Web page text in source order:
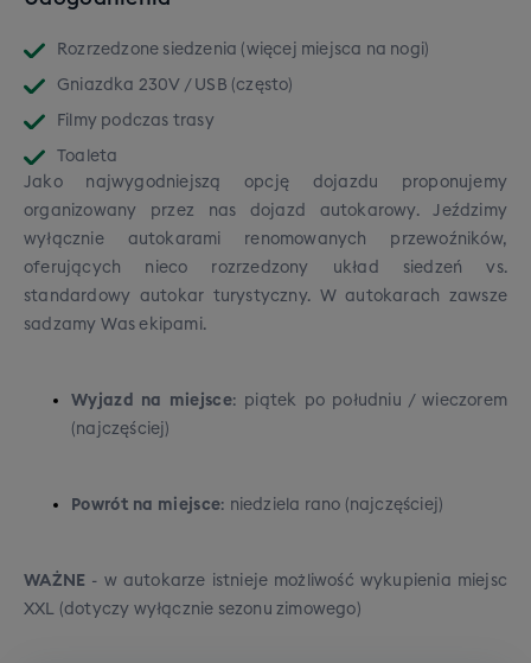
Rozrzedzone siedzenia (więcej miejsca na nogi)
Gniazdka 230V / USB (często)
Filmy podczas trasy
Toaleta
Jako najwygodniejszą opcję dojazdu proponujemy
organizowany przez nas dojazd autokarowy. Jeździmy
wyłącznie autokarami renomowanych przewoźników,
oferujących nieco rozrzedzony układ siedzeń vs.
standardowy autokar turystyczny. W autokarach zawsze
sadzamy Was ekipami.
Wyjazd na miejsce: piątek po południu / wieczorem
(najczęściej)
Powrót na miejsce: niedziela rano (najczęściej)
WAŻNE - w autokarze istnieje możliwość wykupienia miejsc
XXL (dotyczy wyłącznie sezonu zimowego)